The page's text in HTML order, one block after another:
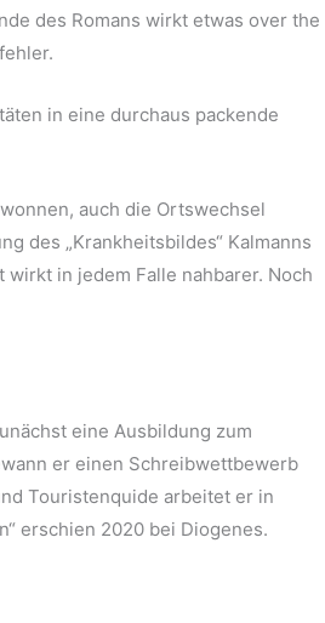
des Romans wirkt etwas over the
in eine durchaus packende
auch die Ortswechsel
des „Krankheitsbildes“ Kalmanns
in jedem Falle nahbarer. Noch
eine Ausbildung zum
er einen Schreibwettbewerb
Touristenquide arbeitet er in
erschien 2020 bei Diogenes.